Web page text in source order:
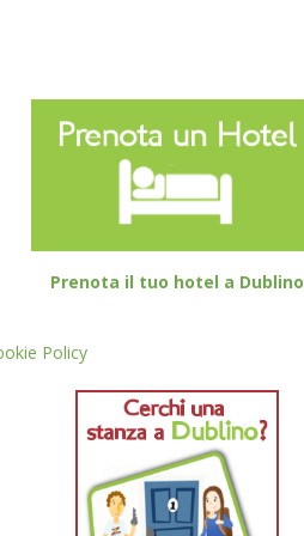
Prenota il tuo hotel a Dublino
Policy